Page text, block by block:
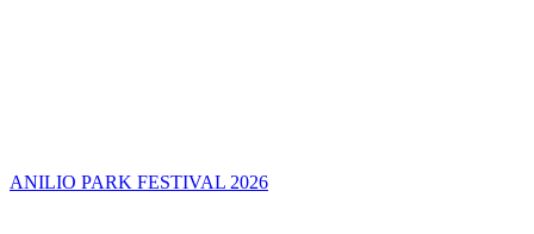
ANILIO PARK FESTIVAL 2026